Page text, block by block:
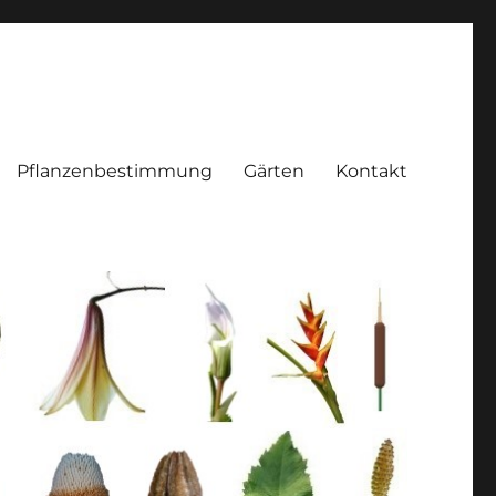
Pflanzenbestimmung Gärten Kontakt